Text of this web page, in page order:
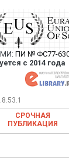
Союз
ПИ № ФС77-
с 2014 года
— публикация
научном
СРОЧНАЯ
ПУБЛИКАЦИЯ